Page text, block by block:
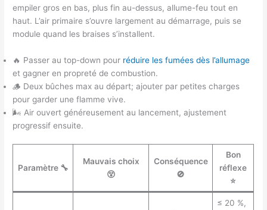
empiler gros en bas, plus fin au-dessus, allume-feu tout en
haut. L’air primaire s’ouvre largement au démarrage, puis se
module quand les braises s’installent.
🔥 Passer au top-down pour réduire les fumées dès l’allumage
et gagner en propreté de combustion.
🪵 Deux bûches max au départ; ajouter par petites charges
pour garder une flamme vive.
🌬️ Air ouvert généreusement au lancement, ajustement
progressif ensuite.
Paramètre 🔧
Mauvais choix
😵
Conséquence
🚫
Bon
réflexe
⭐
≤ 20 %,